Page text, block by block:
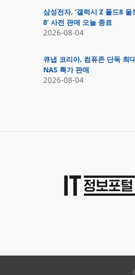
삼성전자, ‘갤럭시 Z 폴드8 울
8’ 사전 판매 오늘 종료
2026-08-04
큐냅 코리아, 컴퓨존 단독 최
NAS 특가 판매
2026-08-04